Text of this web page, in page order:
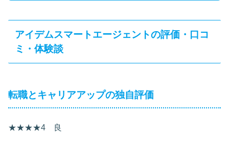
アイデムスマートエージェントの評価・口コ
ミ・体験談
転職とキャリアアップの独自評価
★★★★4 良